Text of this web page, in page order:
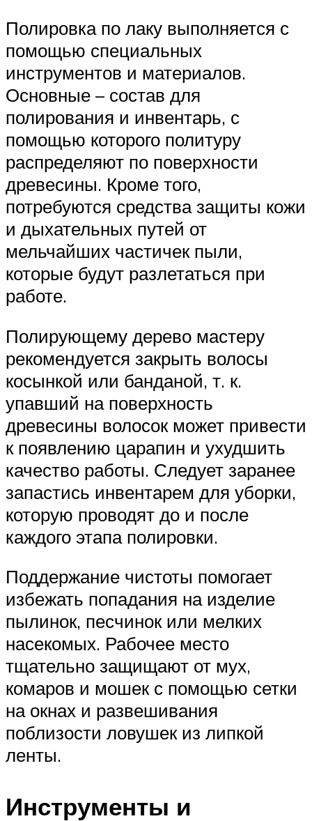
Полировка по лаку выполняется с
помощью специальных
инструментов и материалов.
Основные – состав для
полирования и инвентарь, с
помощью которого политуру
распределяют по поверхности
древесины. Кроме того,
потребуются средства защиты кожи
и дыхательных путей от
мельчайших частичек пыли,
которые будут разлетаться при
работе.
Полирующему дерево мастеру
рекомендуется закрыть волосы
косынкой или банданой, т. к.
упавший на поверхность
древесины волосок может привести
к появлению царапин и ухудшить
качество работы. Следует заранее
запастись инвентарем для уборки,
которую проводят до и после
каждого этапа полировки.
Поддержание чистоты помогает
избежать попадания на изделие
пылинок, песчинок или мелких
насекомых. Рабочее место
тщательно защищают от мух,
комаров и мошек с помощью сетки
на окнах и развешивания
поблизости ловушек из липкой
ленты.
Инструменты и